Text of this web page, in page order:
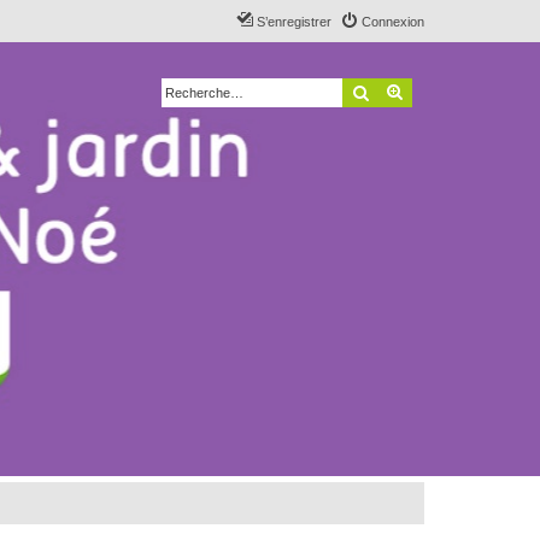
Connexion
S’enregistrer
Rechercher